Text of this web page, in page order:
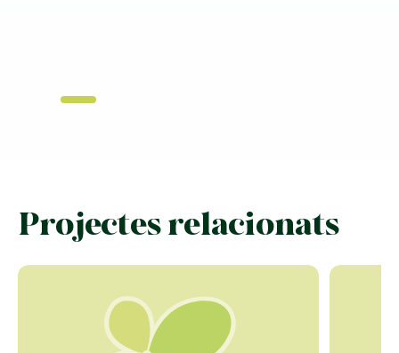
Projectes relacionats